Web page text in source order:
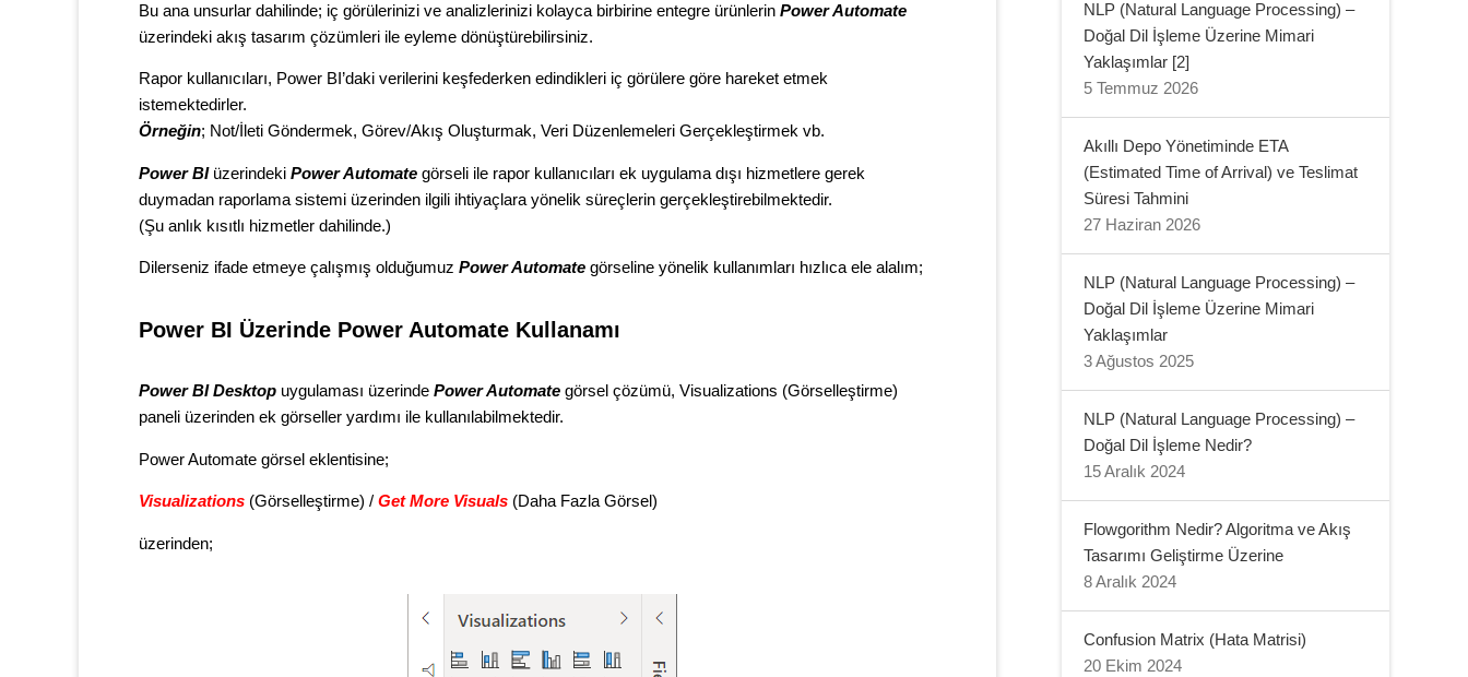
Bu ana unsurlar dahilinde; iç görülerinizi ve analizlerinizi kolayca birbirine entegre ürünlerin Power Automate
üzerindeki akış tasarım çözümleri ile eyleme dönüştürebilirsiniz.
Rapor kullanıcıları, Power BI’daki verilerini keşfederken edindikleri iç görülere göre hareket etmek
istemektedirler.
Örneğin; Not/İleti Göndermek, Görev/Akış Oluşturmak, Veri Düzenlemeleri Gerçekleştirmek vb.
Power BIüzerindeki Power Automate görseli ile rapor kullanıcıları ek uygulama dışı hizmetlere gerek
duymadan raporlama sistemi üzerinden ilgili ihtiyaçlara yönelik süreçlerin gerçekleştirebilmektedir.
(Şu anlık kısıtlı hizmetler dahilinde.)
Dilerseniz ifade etmeye çalışmış olduğumuz Power Automate görseline yönelik kullanımları hızlıca ele alalım;
Power BI Üzerinde Power Automate Kullanamı
Power BI Desktop uygulaması üzerinde Power Automate görsel çözümü, Visualizations (Görselleştirme)
paneli üzerinden ek görseller yardımı ile kullanılabilmektedir.
Power Automate görsel eklentisine;
Visualizations (Görselleştirme) / Get More Visuals (Daha Fazla Görsel)
üzerinden;
NLP (Natural Language Processing) –
Doğal Dil İşleme Üzerine Mimari
Yaklaşımlar [2]
5 Temmuz 2026
Akıllı Depo Yönetiminde ETA
(Estimated Time of Arrival) ve Teslimat
Süresi Tahmini
27 Haziran 2026
NLP (Natural Language Processing) –
Doğal Dil İşleme Üzerine Mimari
Yaklaşımlar
3 Ağustos 2025
NLP (Natural Language Processing) –
Doğal Dil İşleme Nedir?
15 Aralık 2024
Flowgorithm Nedir? Algoritma ve Akış
Tasarımı Geliştirme Üzerine
8 Aralık 2024
Confusion Matrix (Hata Matrisi)
20 Ekim 2024